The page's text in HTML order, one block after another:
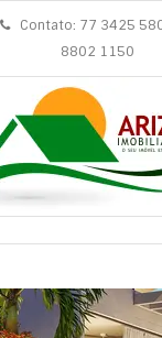
Contato: 77 3425
8802 1150